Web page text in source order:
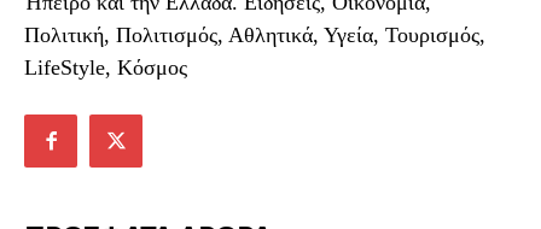
Πολιτική, Πολιτισμός, Αθλητικά, Υγεία, Τουρισμός,
LifeStyle, Κόσμος